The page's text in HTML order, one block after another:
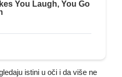
istini u oči i da više ne